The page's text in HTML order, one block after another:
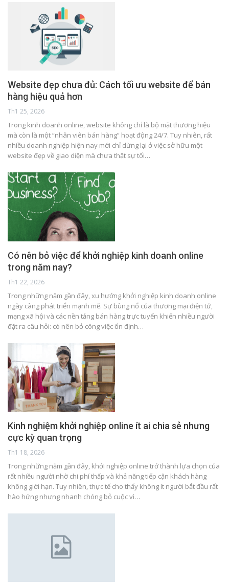
Website đẹp chưa đủ: Cách tối ưu website để bán
hàng hiệu quả hơn
Th1 25, 2026
Trong kinh doanh online, website không chỉ là bộ mặt thương hiệu
mà còn là một “nhân viên bán hàng” hoạt động 24/7. Tuy nhiên, rất
nhiều doanh nghiệp hiện nay mới chỉ dừng lại ở việc sở hữu một
website đẹp về giao diện mà chưa thật sự tối…
Có nên bỏ việc để khởi nghiệp kinh doanh online
trong năm nay?
Th1 22, 2026
Trong những năm gần đây, xu hướng khởi nghiệp kinh doanh online
ngày càng phát triển mạnh mẽ. Sự bùng nổ của thương mại điện tử,
mạng xã hội và các nền tảng bán hàng trực tuyến khiến nhiều người
đặt ra câu hỏi: có nên bỏ công việc ổn định…
Kinh nghiệm khởi nghiệp online ít ai chia sẻ nhưng
cực kỳ quan trọng
Th1 18, 2026
Trong những năm gần đây, khởi nghiệp online trở thành lựa chọn của
rất nhiều người nhờ chi phí thấp và khả năng tiếp cận khách hàng
không giới hạn. Tuy nhiên, thực tế cho thấy không ít người bắt đầu rất
hào hứng nhưng nhanh chóng bỏ cuộc vì…